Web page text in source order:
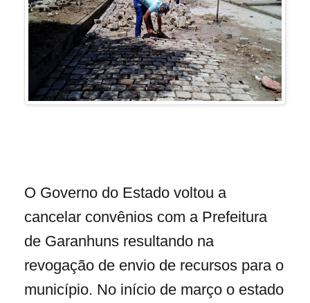
O Governo do Estado voltou a
cancelar convênios com a Prefeitura
de Garanhuns resultando na
revogação de envio de recursos para o
município. No início de março o estado